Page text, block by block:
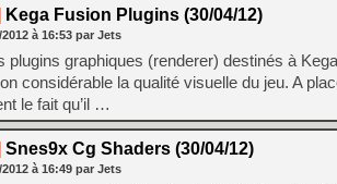
Kega Fusion Plugins (30/04/12)
2012 à 16:53 par Jets
plugins graphiques (renderer) destinés à
considérable la qualité visuelle du jeu. A
le fait qu’il …
Snes9x Cg Shaders (30/04/12)
2012 à 16:49 par Jets